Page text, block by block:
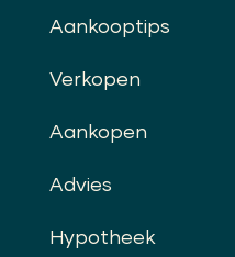
Aankooptips
Verkopen
Aankopen
Advies
Hypotheek